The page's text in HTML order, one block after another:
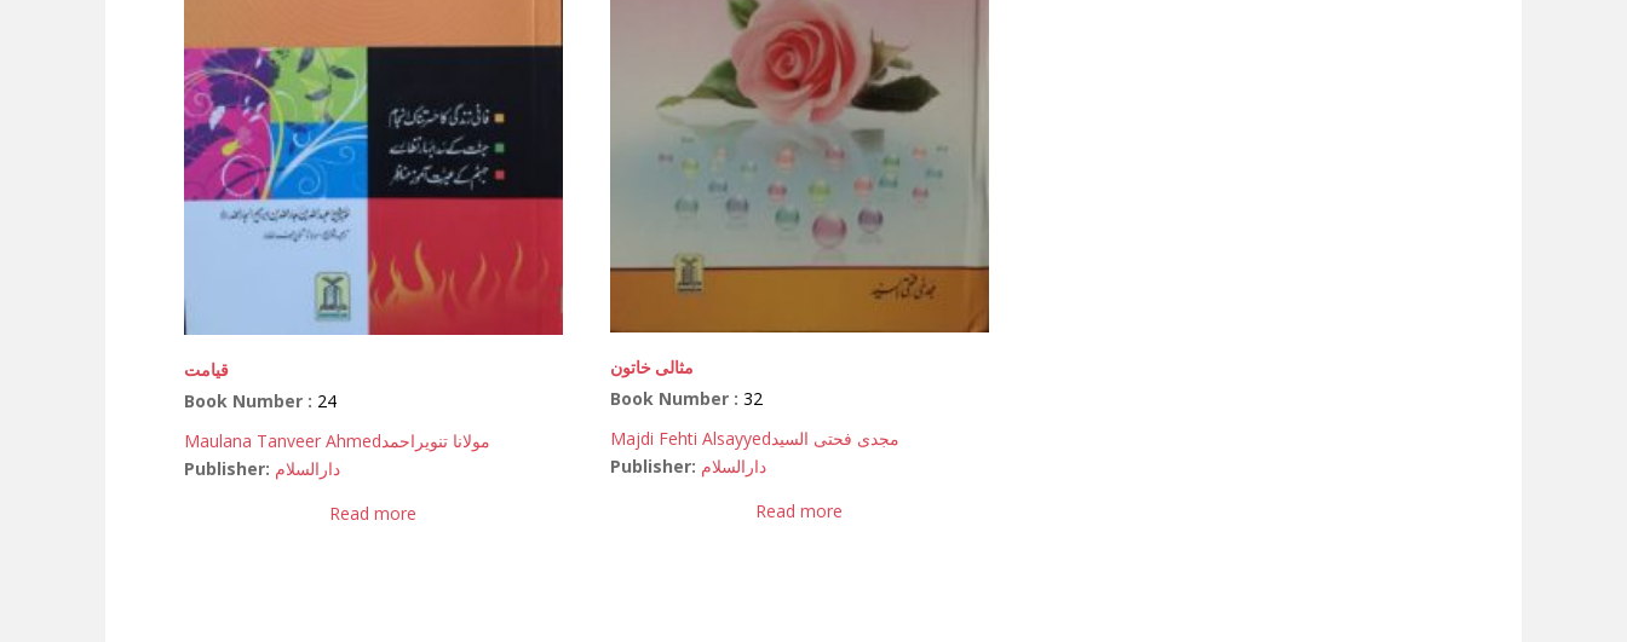
قیامت
Book Number : 24
Maulana Tanveer Ahmedمولانا تنویراحمد
Publisher: دارالسلام
Read more
مثالی خاتون
Book Number :32
Majdi Fehti Alsayyedمجدی فحتی السید
Publisher: دارالسلام
Read more